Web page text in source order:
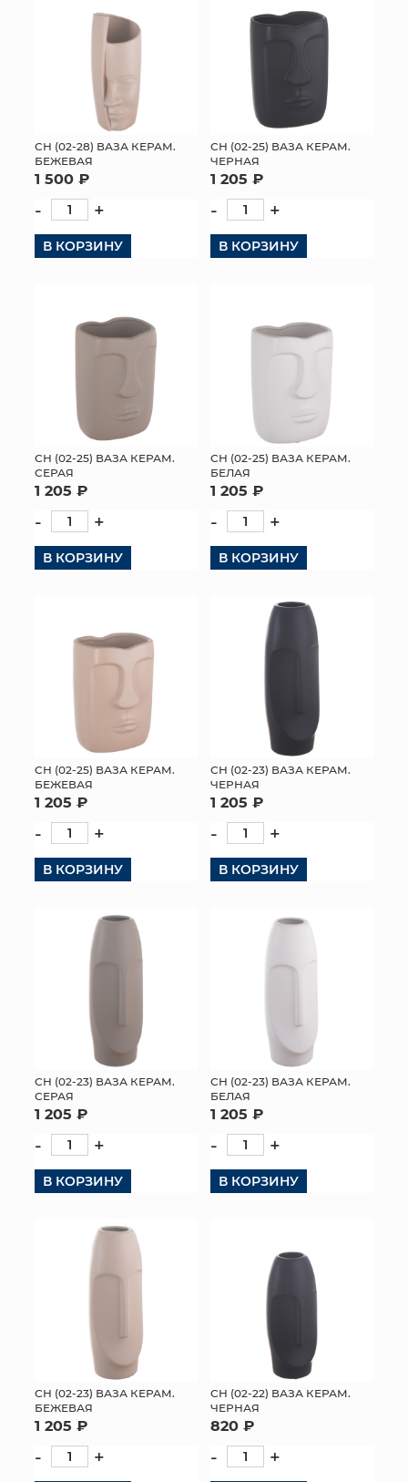
СН (02-28) ВАЗА КЕРАМ.
БЕЖЕВАЯ
1 500 ₽
- +
В КОРЗИНУ
СН (02-25) ВАЗА КЕРАМ.
ЧЕРНАЯ
1 205 ₽
- +
В КОРЗИНУ
СН (02-25) ВАЗА КЕРАМ.
СЕРАЯ
1 205 ₽
- +
В КОРЗИНУ
СН (02-25) ВАЗА КЕРАМ.
БЕЛАЯ
1 205 ₽
- +
В КОРЗИНУ
СН (02-25) ВАЗА КЕРАМ.
БЕЖЕВАЯ
1 205 ₽
- +
В КОРЗИНУ
СН (02-23) ВАЗА КЕРАМ.
ЧЕРНАЯ
1 205 ₽
- +
В КОРЗИНУ
СН (02-23) ВАЗА КЕРАМ.
СЕРАЯ
1 205 ₽
- +
В КОРЗИНУ
СН (02-23) ВАЗА КЕРАМ.
БЕЛАЯ
1 205 ₽
- +
В КОРЗИНУ
СН (02-23) ВАЗА КЕРАМ.
БЕЖЕВАЯ
1 205 ₽
- +
СН (02-22) ВАЗА КЕРАМ.
ЧЕРНАЯ
820 ₽
- +